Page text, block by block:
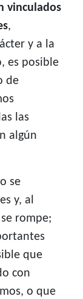
vinculados
,
y a la
es posible
de
las
algún
se
y, al
rompe;
que
con
o que